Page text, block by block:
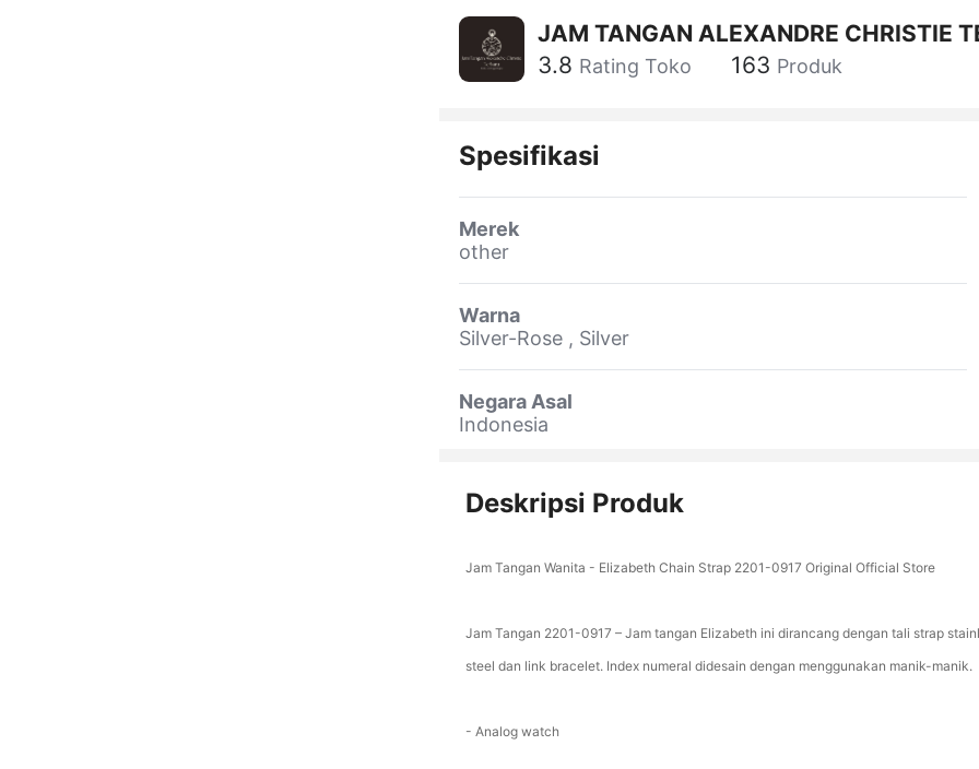
JAM TANGAN ALEXANDRE CHRISTIE
BARU
3.8 Rating Toko 163 Produk
Spesifikasi
Merek
other
Warna
Silver-Rose , Silver
Negara Asal
Indonesia
Deskripsi Produk
Jam Tangan Wanita - Elizabeth Chain Strap 2201-0917 Original Official Store
Jam Tangan 2201-0917 – Jam tangan Elizabeth ini dirancang dengan tali strap
steel dan link bracelet. Index numeral didesain dengan menggunakan manik-manik.
- Analog watch